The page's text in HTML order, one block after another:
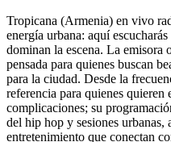
Tropicana (Armenia) en vivo
energía urbana: aquí
dominan la escena. La emisora
pensada para quienes buscan
para la ciudad. Desde la
referencia para quienes quieren
complicaciones; su
del hip hop y sesiones urbanas,
entretenimiento que conectan